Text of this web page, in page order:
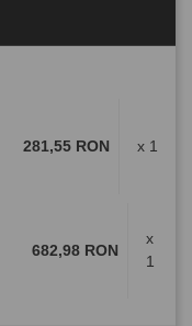
281,55 RON x 1
682,98 RON
x
1